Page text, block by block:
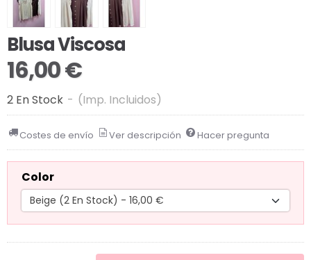
Blusa Viscosa
16,00 €
2 En Stock - (Imp. Incluidos)
Costes de envío Ver descripción Hacer pregunta
Color